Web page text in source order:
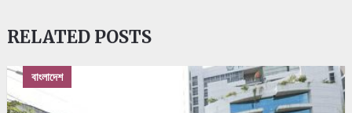
RELATED POSTS
বাংলাদেশ